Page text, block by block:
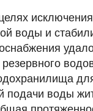
воды и
резервного
подачи воды